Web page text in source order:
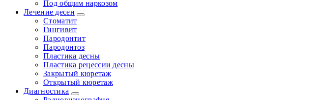
Под общим наркозом
Лечение десен
Стоматит
Гингивит
Пародонтит
Пародонтоз
Пластика десны
Пластика рецессии десны
Закрытый кюретаж
Открытый кюретаж
Диагностика